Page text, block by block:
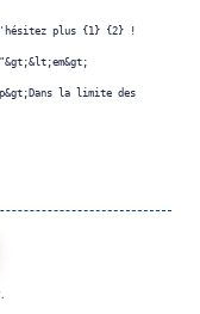
plus {1} {2} !